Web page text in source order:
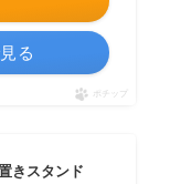
る
ポチップ
きスタンド